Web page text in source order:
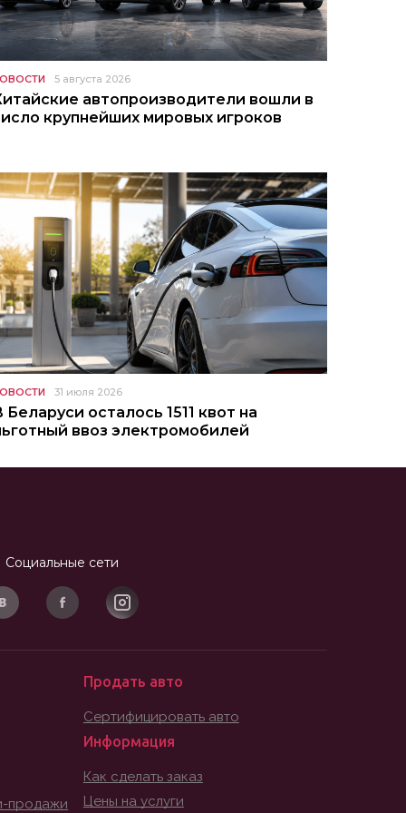
5 августа 2026
автопроизводители вошли в
крупнейших мировых игроков
31 июля 2026
Беларуси осталось 1511 квот на
ввоз электромобилей
Социальные сети
продажи
Продать авто
Сертифицировать авто
Информация
Как сделать заказ
Цены на услуги